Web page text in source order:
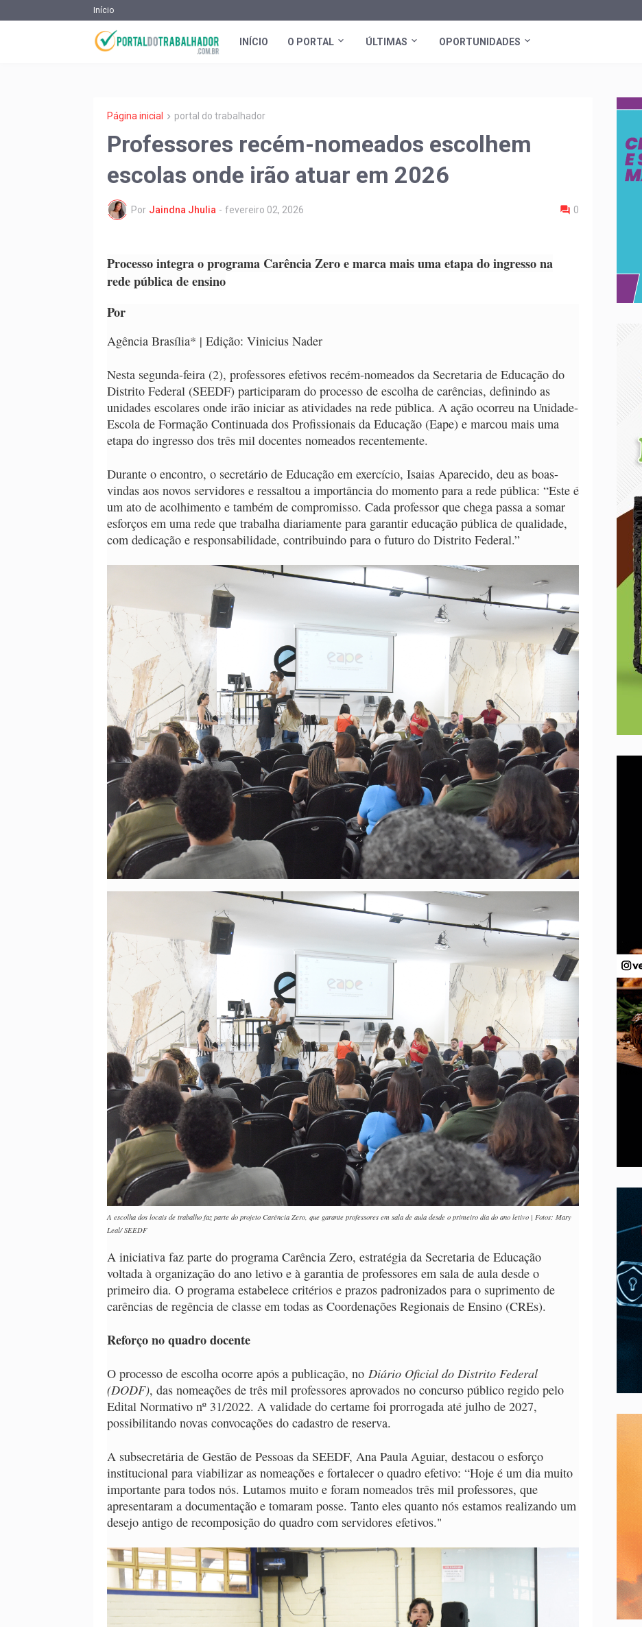
Início
INÍCIO O PORTAL ÚLTIMAS OPORTUNIDADES
Página inicial portal do trabalhador
Professores recém-nomeados escolhem
escolas onde irão atuar em 2026
Por Jaindna Jhulia - fevereiro 02, 2026 0
Processo integra o programa Carência Zero e marca mais uma etapa do ingresso na
rede pública de ensino
Por
Agência Brasília* | Edição: Vinicius Nader
Nesta segunda-feira (2), professores efetivos recém-nomeados da Secretaria de Educação do
Distrito Federal (SEEDF) participaram do processo de escolha de carências, definindo as
unidades escolares onde irão iniciar as atividades na rede pública. A ação ocorreu na Unidade-
Escola de Formação Continuada dos Profissionais da Educação (Eape) e marcou mais uma
etapa do ingresso dos três mil docentes nomeados recentemente.
Durante o encontro, o secretário de Educação em exercício, Isaias Aparecido, deu as boas-
vindas aos novos servidores e ressaltou a importância do momento para a rede pública: “Este é
um ato de acolhimento e também de compromisso. Cada professor que chega passa a somar
esforços em uma rede que trabalha diariamente para garantir educação pública de qualidade,
com dedicação e responsabilidade, contribuindo para o futuro do Distrito Federal.”
A escolha dos locais de trabalho faz parte do projeto Carência Zero, que garante professores em sala de aula desde o primeiro dia do ano letivo | Fotos: Mary
Leal/ SEEDF
A iniciativa faz parte do programa Carência Zero, estratégia da Secretaria de Educação
voltada à organização do ano letivo e à garantia de professores em sala de aula desde o
primeiro dia. O programa estabelece critérios e prazos padronizados para o suprimento de
carências de regência de classe em todas as Coordenações Regionais de Ensino (CREs).
Reforço no quadro docente
O processo de escolha ocorre após a publicação, no Diário Oficial do Distrito Federal
(DODF), das nomeações de três mil professores aprovados no concurso público regido pelo
Edital Normativo nº 31/2022. A validade do certame foi prorrogada até julho de 2027,
possibilitando novas convocações do cadastro de reserva.
A subsecretária de Gestão de Pessoas da SEEDF, Ana Paula Aguiar, destacou o esforço
institucional para viabilizar as nomeações e fortalecer o quadro efetivo: “Hoje é um dia muito
importante para todos nós. Lutamos muito e foram nomeados três mil professores, que
apresentaram a documentação e tomaram posse. Tanto eles quanto nós estamos realizando um
desejo antigo de recomposição do quadro com servidores efetivos."